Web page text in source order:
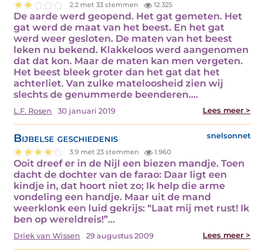
2.2 met 33 stemmen 12.325
De aarde werd geopend. Het gat gemeten. Het
gat werd de maat van het beest. En het gat
werd weer gesloten. De maten van het beest
leken nu bekend. Klakkeloos werd aangenomen
dat dat kon. Maar de maten kan men vergeten.
Het beest bleek groter dan het gat dat het
achterliet. Van zulke mateloosheid zien wij
slechts de genummerde beenderen.…
L.F. Rosen 30 januari 2019 Lees meer >
Bijbelse geschiedenis snelsonnet
3.9 met 23 stemmen 1.960
Ooit dreef er in de Nijl een biezen mandje. Toen
dacht de dochter van de farao: Daar ligt een
kindje in, dat hoort niet zo; Ik help die arme
vondeling een handje. Maar uit de mand
weerklonk een luid gekrijs: “Laat mij met rust! Ik
ben op wereldreis!”…
Driek van Wissen 29 augustus 2009 Lees meer >